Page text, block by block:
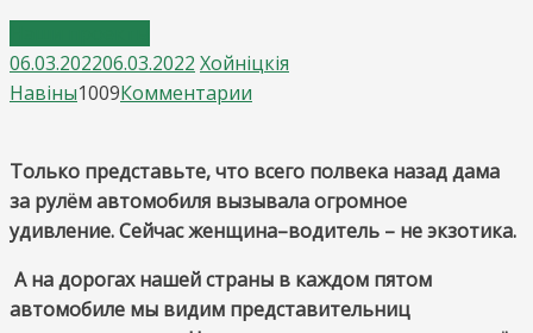
06.03.202206.03.2022 Хойнiцкiя
Навiны1009Комментарии
«обломалась»
—
сколько
джентльменов
остановились
Только представьте, что всего полвека назад дама
за рулём автомобиля вызывала огромное
удивление. Сейчас женщина–водитель – не экзотика.
А на дорогах нашей страны в каждом пятом
автомобиле мы видим представительниц